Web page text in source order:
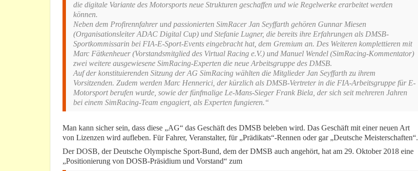
die digitale Variante des Motorsports neue Strukturen geschaffen und wie Regelwerke erarbeitet werden
können.
Neben dem Profirennfahrer und passionierten SimRacer Jan Seyffarth gehören Gunnar Miesen
(Organisationsleiter ADAC Digital Cup) und Stefanie Lugner, die bereits ihre Erfahrungen als DMSB-
Sportkommissarin bei FIA-E-Sport-Events eingebracht hat, dem Gremium an. Des Weiteren komplettieren mit
Marc Fätkenheuer (Vorstandsmitglied des Virtual Racing e.V.) und Manuel Wendel (SimRacing-Kommentator)
zwei weitere ausgewiesene SimRacing-Experten die neue Arbeitsgruppe des DMSB.
Auf der konstituierenden Sitzung der AG SimRacing wählten die Mitglieder Jan Seyffarth zu ihrem
Vorsitzenden. Zudem werden Marc Hennerici, der kürzlich als DMSB-Vertreter in die FIA-Arbeitsgruppe für E-
Motorsport berufen wurde, sowie der fünfmalige Le-Mans-Sieger Frank Biela, der sich seit mehreren Jahren
bei einem SimRacing-Team engagiert, als Experten fungieren.“
Man kann sicher sein, dass diese „AG“ das Geschäft des DMSB beleben wird. Das Geschäft mit einer neuen Art
von Lizenzen wird aufleben. Für Fahrer, Veranstalter, für „Prädikats“-Rennen oder gar „Deutsche Meisterschaften“.
Der DOSB, der Deutsche Olympische Sport-Bund, dem der DMSB auch angehört, hat am 29. Oktober 2018 eine
„Positionierung von DOSB-Präsidium und Vorstand“ zum